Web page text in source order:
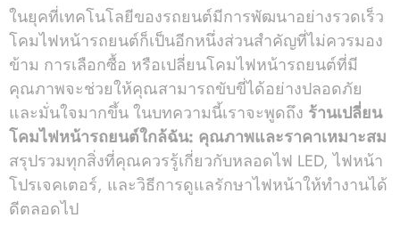
ในยุคที่เทคโนโลยีของรถยนต์มีการพัฒนาอย่างรวดเร็ว
โคมไฟหน้ารถยนต์ก็เป็นอีกหนึ่งส่วนสำคัญที่ไม่ควรมอง
ข้าม การเลือกซื้อ หรือเปลี่ยนโคมไฟหน้ารถยนต์ที่มี
คุณภาพจะช่วยให้คุณสามารถขับขี่ได้อย่างปลอดภัย
และมั่นใจมากขึ้น ในบทความนี้เราจะพูดถึง ร้านเปลี่ยน
โคมไฟหน้ารถยนต์ใกล้ฉัน: คุณภาพและราคาเหมาะสม
สรุปรวมทุกสิ่งที่คุณควรรู้เกี่ยวกับหลอดไฟ LED, ไฟหน้า
โปรเจคเตอร์, และวิธีการดูแลรักษาไฟหน้าให้ทำงานได้
ดีตลอดไป